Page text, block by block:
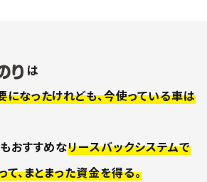
は
なったけれども、今使っている車は
おすすめなリースバックシステムで
、まとまった資金を得る。